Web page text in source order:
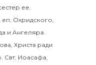
ее.
еп. Охридского,
и Ангеляра
Христа ради
Свт. Иоасафа